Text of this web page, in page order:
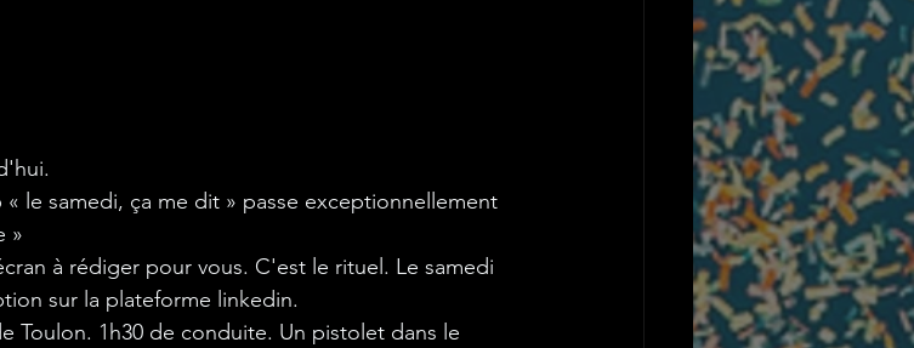
le samedi, ça me dit » passe exceptionnellement
»
à rédiger pour vous. C'est le rituel. Le samedi
sur la plateforme linkedin.
Toulon. 1h30 de conduite. Un pistolet dans le